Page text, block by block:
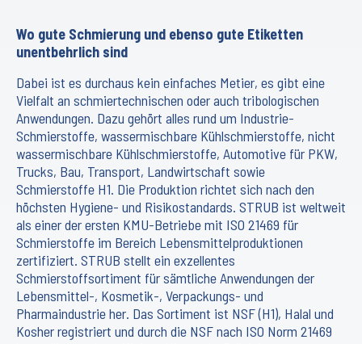
Wo gute Schmierung und ebenso gute Etiketten
unentbehrlich sind
Dabei ist es durchaus kein einfaches Metier, es gibt eine
Vielfalt an schmiertechnischen oder auch tribologischen
Anwendungen. Dazu gehört alles rund um Industrie-
Schmierstoffe, wassermischbare Kühlschmierstoffe, nicht
wassermischbare Kühlschmierstoffe, Automotive für PKW,
Trucks, Bau, Transport, Landwirtschaft sowie
Schmierstoffe H1. Die Produktion richtet sich nach den
höchsten Hygiene- und Risikostandards. STRUB ist weltweit
als einer der ersten KMU-Betriebe mit ISO 21469 für
Schmierstoffe im Bereich Lebensmittelproduktionen
zertifiziert. STRUB stellt ein exzellentes
Schmierstoffsortiment für sämtliche Anwendungen der
Lebensmittel-, Kosmetik-, Verpackungs- und
Pharmaindustrie her. Das Sortiment ist NSF (H1), Halal und
Kosher registriert und durch die NSF nach ISO Norm 21469